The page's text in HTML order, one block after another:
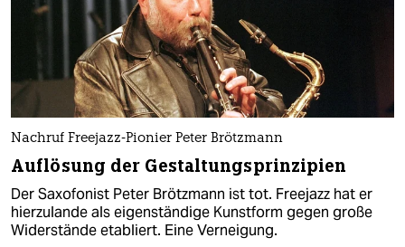
Nachruf Freejazz-Pionier Peter Brötzmann
Auflösung der Gestaltungsprinzipien
Der Saxofonist Peter Brötzmann ist tot. Freejazz hat er
hierzulande als eigenständige Kunstform gegen große
Widerstände etabliert. Eine Verneigung.